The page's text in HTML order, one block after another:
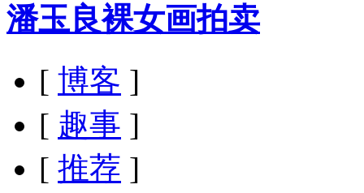
潘玉良裸女画拍卖
[ 博客 ]
[ 趣事 ]
[ 推荐 ]